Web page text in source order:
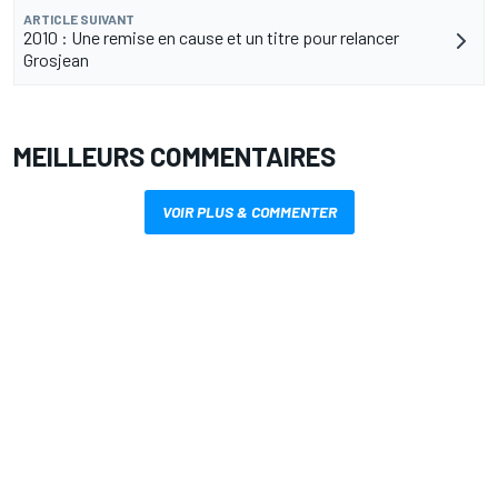
ARTICLE SUIVANT
2010 : Une remise en cause et un titre pour relancer
Grosjean
MEILLEURS COMMENTAIRES
VOIR PLUS & COMMENTER